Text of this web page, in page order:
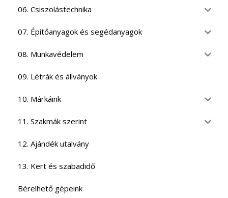
06. Csiszolástechnika
07. Építőanyagok és segédanyagok
08. Munkavédelem
09. Létrák és állványok
10. Márkáink
11. Szakmák szerint
12. Ajándék utalvány
13. Kert és szabadidő
Bérelhető gépeink